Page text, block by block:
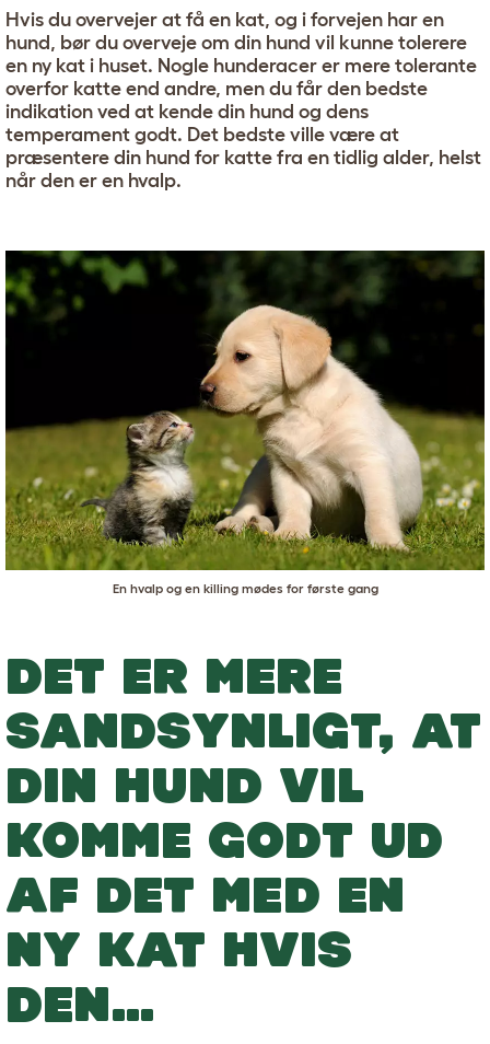
Hvis du overvejer at få en kat, og i forvejen har en
hund, bør du overveje om din hund vil kunne tolerere
en ny kat i huset. Nogle hunderacer er mere tolerante
overfor katte end andre, men du får den bedste
indikation ved at kende din hund og dens
temperament godt. Det bedste ville være at
præsentere din hund for katte fra en tidlig alder, helst
når den er en hvalp.
En hvalp og en killing mødes for første gang
DET ER MERE
SANDSYNLIGT, AT
DIN HUND VIL
KOMME GODT UD
AF DET MED EN
NY KAT HVIS
DEN…